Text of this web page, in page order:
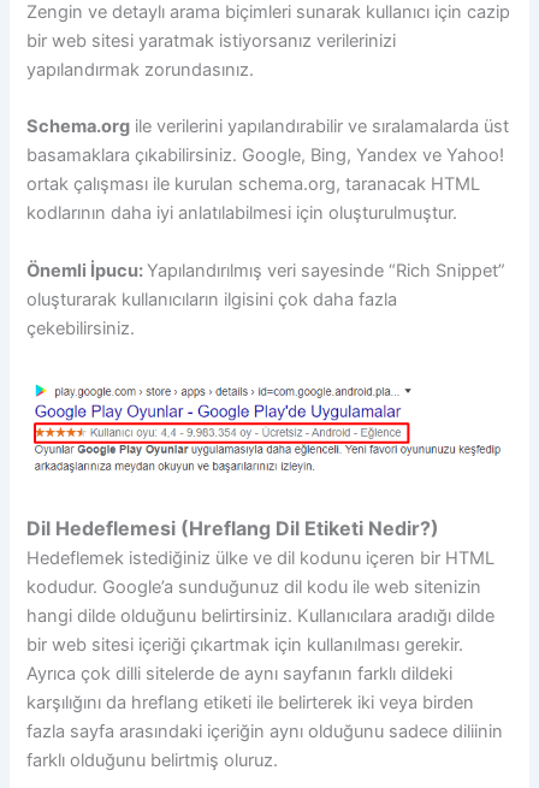
Zengin ve detaylı arama biçimleri sunarak kullanıcı için cazip
bir web sitesi yaratmak istiyorsanız verilerinizi
yapılandırmak zorundasınız.
Schema.org ile verilerini yapılandırabilir ve sıralamalarda üst
basamaklara çıkabilirsiniz. Google, Bing, Yandex ve Yahoo!
ortak çalışması ile kurulan schema.org, taranacak HTML
kodlarının daha iyi anlatılabilmesi için oluşturulmuştur.
Önemli İpucu:Yapılandırılmış veri sayesinde “Rich Snippet”
oluşturarak kullanıcıların ilgisini çok daha fazla
çekebilirsiniz.
Dil Hedeflemesi (Hreflang Dil Etiketi Nedir?)
Hedeflemek istediğiniz ülke ve dil kodunu içeren bir HTML
kodudur. Google’a sunduğunuz dil kodu ile web sitenizin
hangi dilde olduğunu belirtirsiniz. Kullanıcılara aradığı dilde
bir web sitesi içeriği çıkartmak için kullanılması gerekir.
Ayrıca çok dilli sitelerde de aynı sayfanın farklı dildeki
karşılığını da hreflang etiketi ile belirterek iki veya birden
fazla sayfa arasındaki içeriğin aynı olduğunu sadece diliinin
farklı olduğunu belirtmiş oluruz.